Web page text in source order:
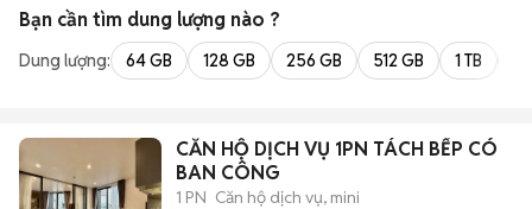
Bạn cần tìm dung lượng nào ?
Dung lượng: 64 GB 128 GB 256 GB 512 GB 1 TB
CĂN HỘ DỊCH VỤ 1PN TÁCH BẾP CÓ
BAN CÔNG
1 PN Căn hộ dịch vụ, mini